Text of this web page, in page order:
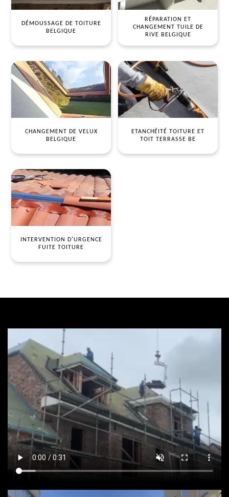
DÉMOUSSAGE DE TOITURE
BELGIQUE
RÉPARATION ET
CHANGEMENT TUILE DE
RIVE BELGIQUE
CHANGEMENT DE VELUX
BELGIQUE
ETANCHÉITÉ TOITURE ET
TOIT TERRASSE BE
INTERVENTION D'URGENCE
FUITE TOITURE